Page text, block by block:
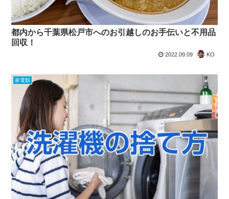
都内から千葉県松戸市へのお引越しのお手伝いと不用品
回収！
2022.09.09 KO
家電類